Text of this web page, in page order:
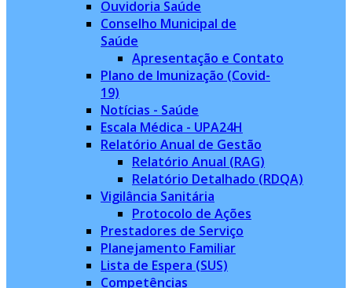
Ouvidoria Saúde
Conselho Municipal de
Saúde
Apresentação e Contato
Plano de Imunização (Covid-
19)
Notícias - Saúde
Escala Médica - UPA24H
Relatório Anual de Gestão
Relatório Anual (RAG)
Relatório Detalhado (RDQA)
Vigilância Sanitária
Protocolo de Ações
Prestadores de Serviço
Planejamento Familiar
Lista de Espera (SUS)
Competências